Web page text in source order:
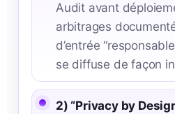
Audit avant
arbitrages
d’entrée
se diffuse de façon
2) “Privacy by